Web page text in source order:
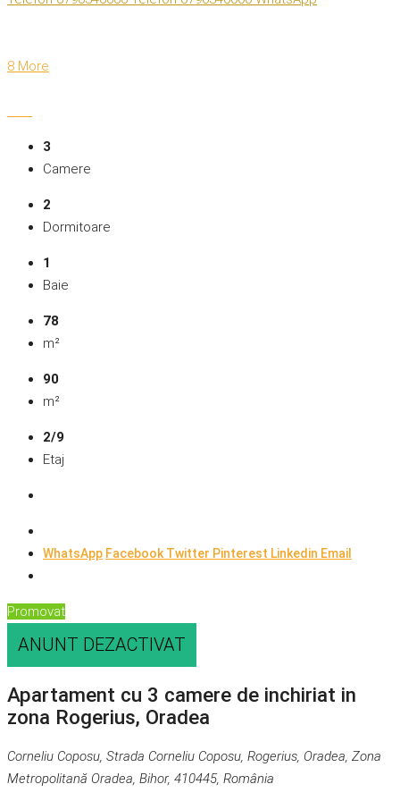
8 More
3
Camere
2
Dormitoare
1
Baie
78
m²
90
m²
2/9
Etaj
WhatsApp FacebookTwitter Pinterest Linkedin Email
Promovat
ANUNT DEZACTIVAT
Apartament cu 3 camere de inchiriat in
zona Rogerius, Oradea
Corneliu Coposu, Strada Corneliu Coposu, Rogerius, Oradea, Zona
Metropolitană Oradea, Bihor, 410445, România